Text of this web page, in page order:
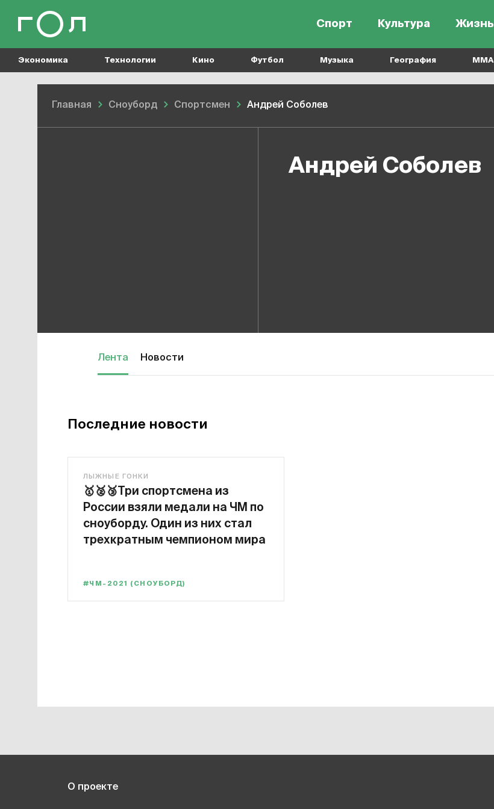
Спорт Культура Жизнь
Экономика Технологии Кино Футбол Музыка География MMA
Главная Сноуборд Спортсмен Андрей Соболев
Андрей Соболев
Лента Новости
Последние новости
ЛЫЖНЫЕ ГОНКИ
🥇🥈🥉Три спортсмена из
России взяли медали на ЧМ по
сноуборду. Один из них стал
трехкратным чемпионом мира
#ЧМ-2021 (СНОУБОРД)
О проекте